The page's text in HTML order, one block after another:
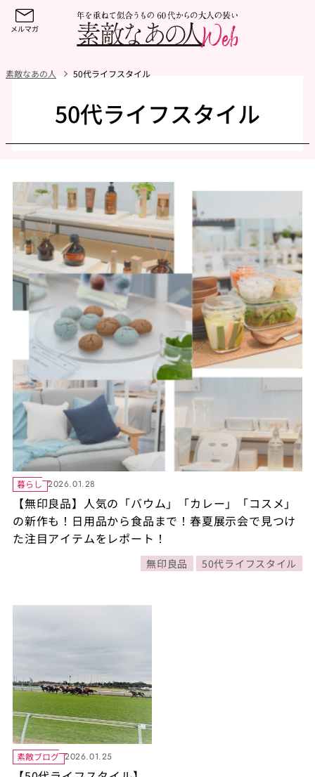
素敵なあの人 50代ライフスタイル
50代ライフスタイル
暮らし 2026.01.28
【無印良品】人気の「バウム」「カレー」「コスメ」
の新作も！日用品から食品まで！春夏展示会で見つけ
た注目アイテムをレポート！
無印良品 50代ライフスタイル
素敵ブログ 2026.01.25